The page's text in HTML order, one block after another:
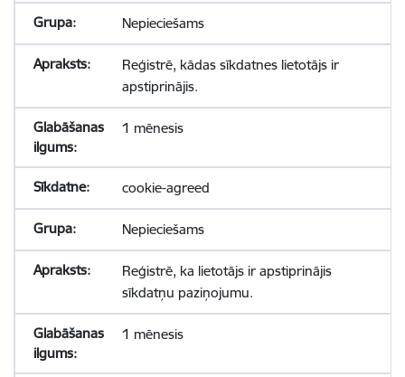
Nepieciešams
Reģistrē, kādas sīkdatnes lietotājs ir
apstiprinājis.
1 mēnesis
cookie-agreed
Nepieciešams
Reģistrē, ka lietotājs ir apstiprinājis
sīkdatņu paziņojumu.
1 mēnesis